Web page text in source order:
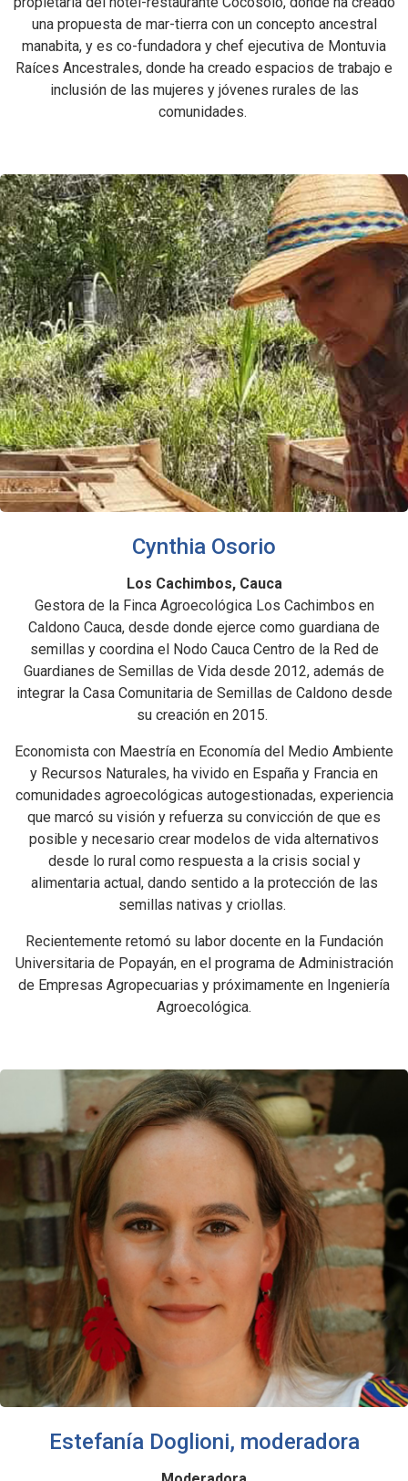
una propuesta de mar-tierra con un concepto ancestral
manabita, y es co-fundadora y chef ejecutiva de Montuvia
Raíces Ancestrales, donde ha creado espacios de trabajo e
inclusión de las mujeres y jóvenes rurales de las
comunidades.
Cynthia Osorio
Los Cachimbos, Cauca
Gestora de la Finca Agroecológica Los Cachimbos en
Caldono Cauca, desde donde ejerce como guardiana de
semillas y coordina el Nodo Cauca Centro de la Red de
Guardianes de Semillas de Vida desde 2012, además de
integrar la Casa Comunitaria de Semillas de Caldono desde
su creación en 2015.
Economista con Maestría en Economía del Medio Ambiente
y Recursos Naturales, ha vivido en España y Francia en
comunidades agroecológicas autogestionadas, experiencia
que marcó su visión y refuerza su convicción de que es
posible y necesario crear modelos de vida alternativos
desde lo rural como respuesta a la crisis social y
alimentaria actual, dando sentido a la protección de las
semillas nativas y criollas.
Recientemente retomó su labor docente en la Fundación
Universitaria de Popayán, en el programa de Administración
de Empresas Agropecuarias y próximamente en Ingeniería
Agroecológica.
Estefanía Doglioni, moderadora